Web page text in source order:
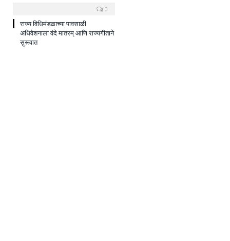
0
राज्य विधिमंडळाच्या पावसाळी
अधिवेशनाला वंदे मातरम् आणि राज्यगीताने
सुरूवात